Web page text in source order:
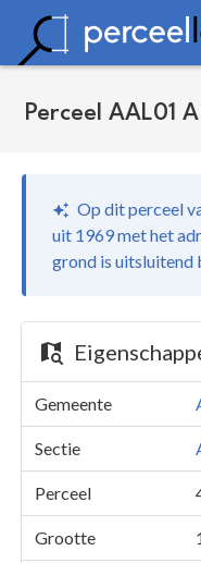
Perceel AAL01 A
Op dit perceel
uit 1969 met het
grond is uitsluitend
Gemeente
Sectie
Perceel
Grootte